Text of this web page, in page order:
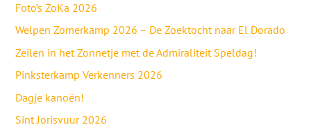
Foto’s ZoKa 2026
Welpen Zomerkamp 2026 – De Zoektocht naar El Dorado
Zeilen in het Zonnetje met de Admiraliteit Speldag!
Pinksterkamp Verkenners 2026
Dagje kanoën!
Sint Jorisvuur 2026